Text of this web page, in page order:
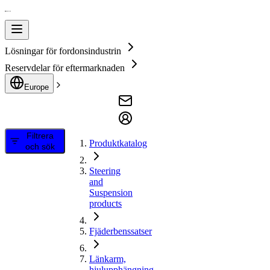
Lösningar för fordonsindustrin
Reservdelar för eftermarknaden
Europe
Filtrera
och sök
Produktkatalog
Steering
and
Suspension
products
Fjäderbenssatser
Länkarm,